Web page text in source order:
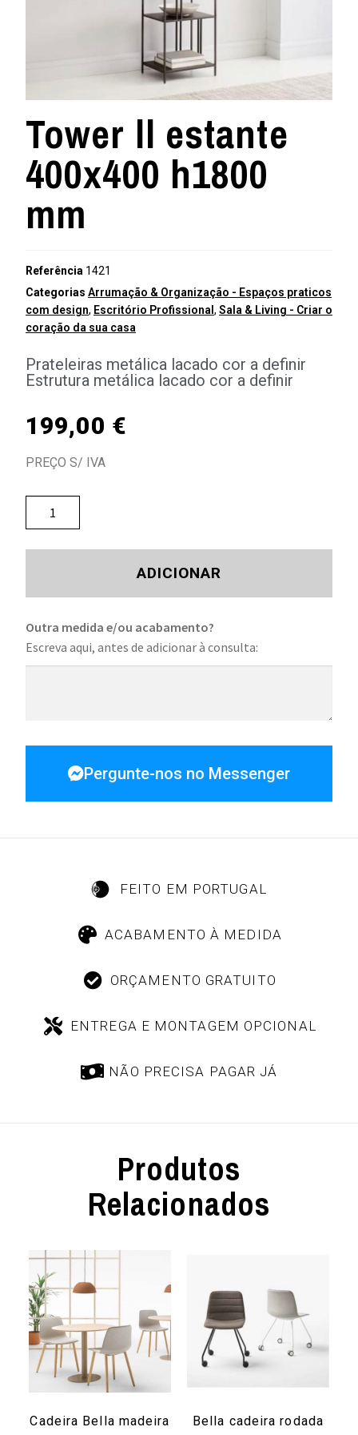
Tower ll estante
400x400 h1800
mm
Referência 1421
Categorias Arrumação & Organização - Espaços praticos
com design, Escritório Profissional , Sala & Living - Criar o
coração da sua casa
Prateleiras metálica lacado cor a definir
Estrutura metálica lacado cor a definir
199,00 €
PREÇO S/ IVA
ADICIONAR
Outra medida e/ou acabamento?
Escreva aqui, antes de adicionar à consulta:
Pergunte-nos no Messenger
FEITO EM PORTUGAL
ACABAMENTO À MEDIDA
ORÇAMENTO GRATUITO
ENTREGA E MONTAGEM OPCIONAL
NÃO PRECISA PAGAR JÁ
Produtos
Relacionados
Cadeira Bella madeira Bella cadeira rodada